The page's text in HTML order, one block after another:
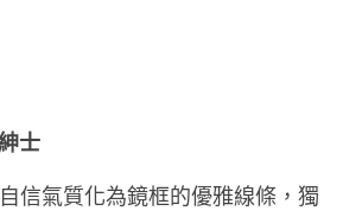
士
信氣質化為鏡框的優雅線條，獨